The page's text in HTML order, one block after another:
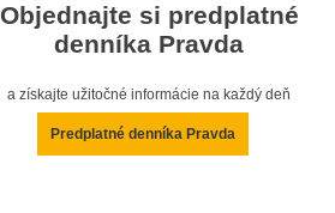
Objednajte si predplatné
denníka Pravda
a získajte užitočné informácie na každý deň
Predplatné denníka Pravda